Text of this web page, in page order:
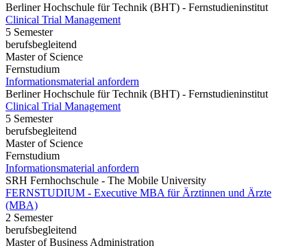
Berliner Hochschule für Technik (BHT) - Fernstudieninstitut
Clinical Trial Management
5 Semester
berufsbegleitend
Master of Science
Fernstudium
Informationsmaterial anfordern
Berliner Hochschule für Technik (BHT) - Fernstudieninstitut
Clinical Trial Management
5 Semester
berufsbegleitend
Master of Science
Fernstudium
Informationsmaterial anfordern
SRH Fernhochschule - The Mobile University
FERNSTUDIUM - Executive MBA für Ärztinnen und Ärzte
(MBA)
2 Semester
berufsbegleitend
Master of Business Administration